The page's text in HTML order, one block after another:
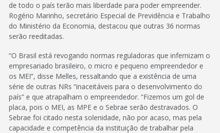
de todo o país terão mais liberdade para poder empreender.
Rogério Marinho, secretário Especial de Previdência e Trabalho
do Ministério da Economia, destacou que outras 36 normas
serão reeditadas.
“O Brasil está revogando normas reguladoras que infernizam o
empresariado brasileiro, o micro e pequeno empreendedor e
os MEI”, disse Melles, ressaltando que a existência de uma
série de outras NRs “inaceitáveis para o desenvolvimento do
país” e que atrapalham o empreendedor. “Fizemos um gol de
placa, pois o MEI, as MPE e o Sebrae serão destravados. O
Sebrae foi citado nesta solenidade, não por acaso, mas pela
capacidade e competência da instituição de trabalhar pela